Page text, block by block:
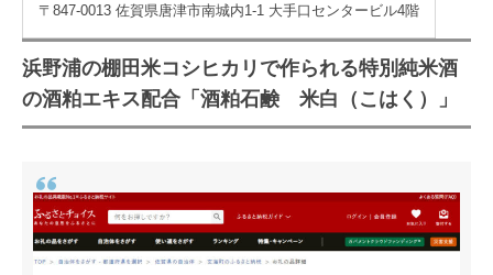
〒847-0013 佐賀県唐津市南城内1-1 大手口センタービル4階
浜野浦の棚田米コシヒカリで作られる特別純米酒
の酒粕エキス配合「酒粕石鹸 米白（こはく）」